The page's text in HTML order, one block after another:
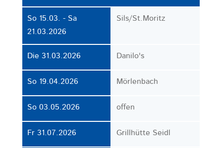
So 15.03. - Sa
21.03.2026
Die 31.03.2026
So 19.04.2026
So 03.05.2026
Fr 31.07.2026
Sils/St.Moritz
Danilo's
Mörlenbach
offen
Grillhütte Seidl